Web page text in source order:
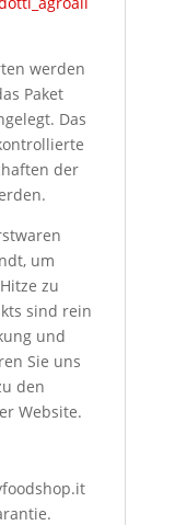
werden
Paket
Das
der
um
zu
sind rein
und
Sie uns
den
Website.